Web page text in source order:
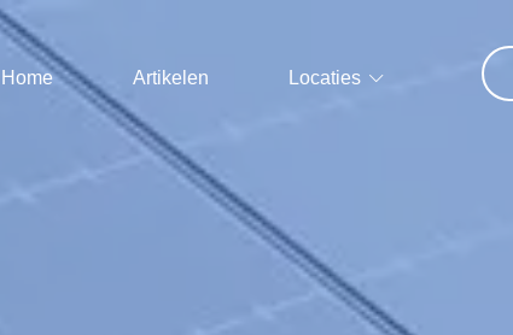
Home Artikelen Locaties